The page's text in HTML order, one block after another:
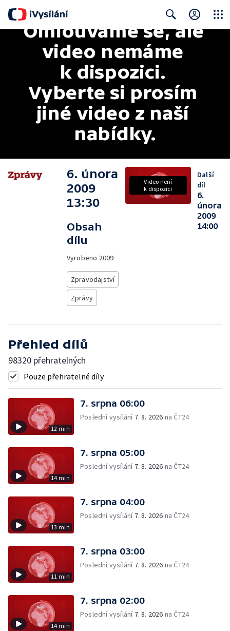
Search
Omlouváme se, ale
video nemáme
k dispozici.
Vyberte si prosím
jiné video z naší
nabídky.
6. února
2009
13:30
Obsah
dílu
Vyrobeno 2009
Zpravodajství
Zprávy
Video není
k dispozici
Další
díl
6.
února
2009
14:00
Přehled dílů
98320 přehratelných
Pouze přehratelné díly
12 min
7. srpna 06:00
Poslední vysílání 7. 8. 2026 na ČT24
14 min
7. srpna 05:00
Poslední vysílání 7. 8. 2026 na ČT24
13 min
7. srpna 04:00
Poslední vysílání 7. 8. 2026 na ČT24
11 min
7. srpna 03:00
Poslední vysílání 7. 8. 2026 na ČT24
14 min
7. srpna 02:00
Poslední vysílání 7. 8. 2026 na ČT24